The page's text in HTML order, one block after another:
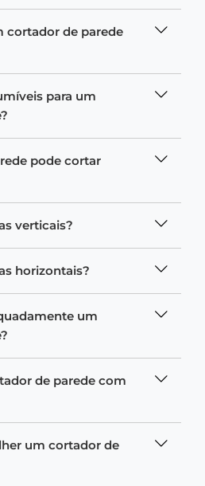
cortador de parede
para um
pode cortar
verticais?
horizontais?
um
de parede com
um cortador de